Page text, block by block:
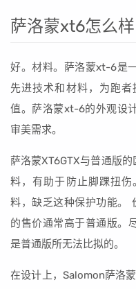
萨洛蒙xt6怎么样
好。材料。萨洛蒙xt-6是
先进技术和材料，为跑
值。萨洛蒙xt-6的外观设
审美需求。
萨洛蒙XT6GTX与普通版
料，有助于防止脚踝扭
料，缺乏这种保护功能。
的售价通常高于普通版。
是普通版所无法比拟的。
在设计上，Salomon萨洛